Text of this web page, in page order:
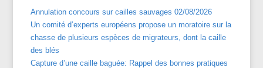
Annulation concours sur cailles sauvages 02/08/2026
Un comité d’experts européens propose un moratoire sur la
chasse de plusieurs espèces de migrateurs, dont la caille
des blés
Capture d’une caille baguée: Rappel des bonnes pratiques